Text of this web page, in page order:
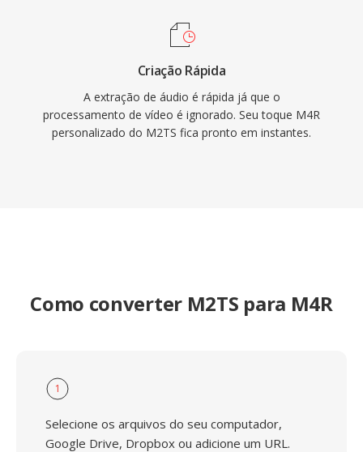
Criação Rápida
A extração de áudio é rápida já que o
processamento de vídeo é ignorado. Seu toque M4R
personalizado do M2TS fica pronto em instantes.
Como converter M2TS para M4R
1
Selecione os arquivos do seu computador,
Google Drive, Dropbox ou adicione um URL.